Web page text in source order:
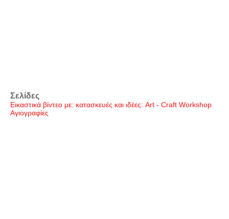
Σελίδες
Εικαστικά βίντεο με: κατασκευές και ιδέες: Art - Craft Workshop
Αγιογραφίες